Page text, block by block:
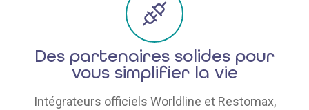
Des partenaires solides pour
vous simplifier la vie
Intégrateurs officiels Worldline et Restomax,